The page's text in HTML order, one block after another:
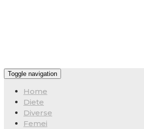
Toggle navigation
Home
Diete
Diverse
Femei